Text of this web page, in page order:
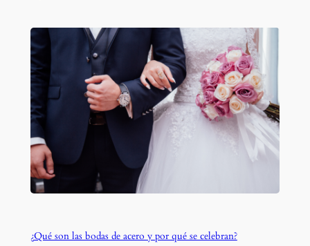
¿Qué son las bodas de acero y por qué se celebran?